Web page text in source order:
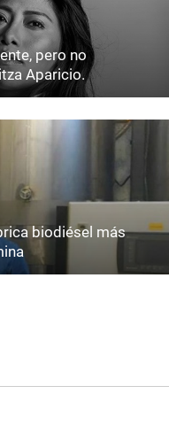
pero no
Aparicio.
biodiésel más